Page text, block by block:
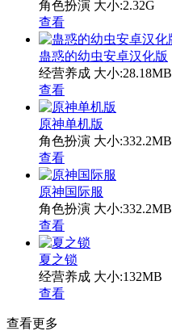
角色扮演 大小:2.32G
查看
蛊惑的幼虫安卓汉化版
经营养成 大小:28.18MB
查看
原神单机版
角色扮演 大小:332.2MB
查看
原神国际服
角色扮演 大小:332.2MB
查看
夏之锁
经营养成 大小:132MB
查看
查看更多